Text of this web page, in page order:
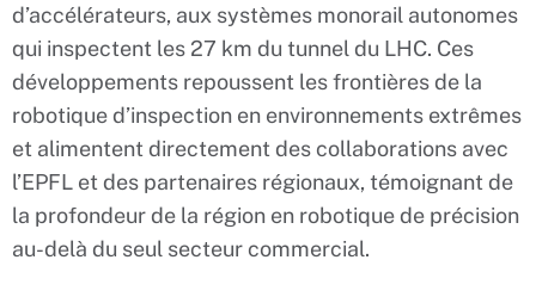
d’accélérateurs, aux systèmes monorail autonomes
qui inspectent les 27 km du tunnel du LHC. Ces
développements repoussent les frontières de la
robotique d’inspection en environnements extrêmes
et alimentent directement des collaborations avec
l’EPFL et des partenaires régionaux, témoignant de
la profondeur de la région en robotique de précision
au-delà du seul secteur commercial.